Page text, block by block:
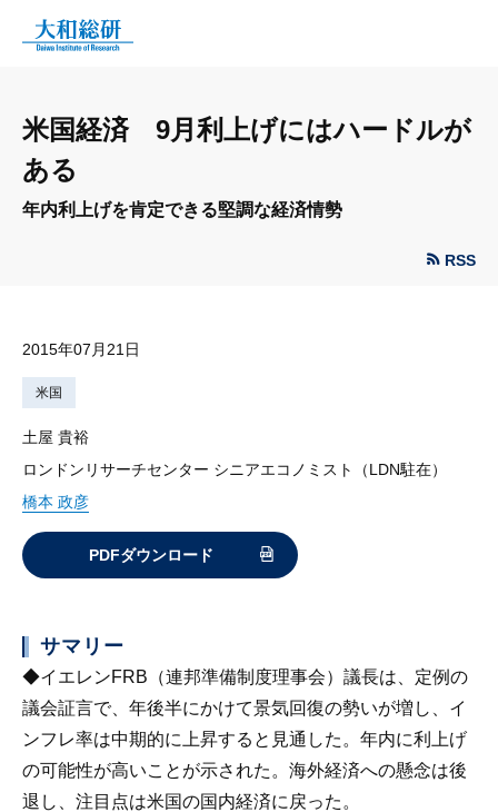
米国経済 9月利上げにはハードルが
ある
年内利上げを肯定できる堅調な経済情勢
RSS
2015年07月21日
米国
土屋 貴裕
ロンドンリサーチセンター シニアエコノミスト（LDN駐在）
橋本 政彦
PDFダウンロード
サマリー
◆イエレンFRB（連邦準備制度理事会）議長は、定例の
議会証言で、年後半にかけて景気回復の勢いが増し、イ
ンフレ率は中期的に上昇すると見通した。年内に利上げ
の可能性が高いことが示された。海外経済への懸念は後
退し、注目点は米国の国内経済に戻った。